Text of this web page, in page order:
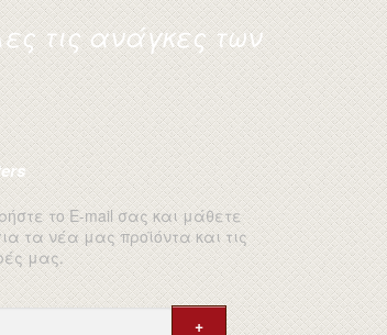
τις ανάγκες των
το E-mail σας και μάθετε
τα νέα μας προϊόντα και τις
μας.